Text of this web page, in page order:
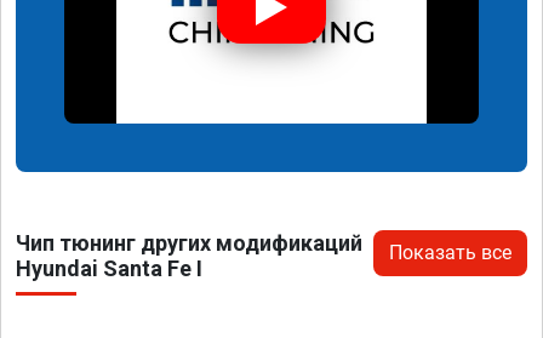
Чип тюнинг других модификаций
Hyundai Santa Fe I
Показать все